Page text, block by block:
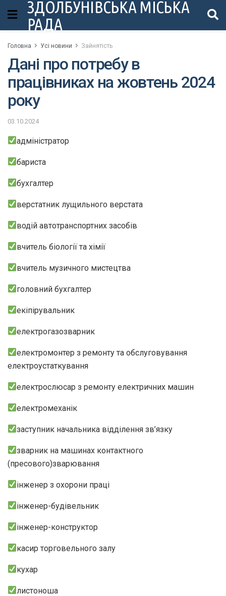
ЗДОЛБУНІВСЬКА МІСЬКА
РАДА
Головна Усі новини Зайнятість
Дані про потребу в
працівниках на жовтень 2024
року
03.10.2024
адміністратор
бариста
бухгалтер
верстатник лущильного верстата
водій автотранспортних засобів
вчитель біології та хімії
вчитель музичного мистецтва
головний бухгалтер
екіпірувальник
електрогазозварник
електромонтер з ремонту та обслуговування
електроустаткування
електрослюсар з ремонту електричних машин
електромеханік
заступник начальника відділення зв’язку
зварник на машинах контактного
(пресового)зварювання
інженер з охорони праці
інженер-будівельник
інженер-конструктор
касир торговельного залу
кухар
листоноша